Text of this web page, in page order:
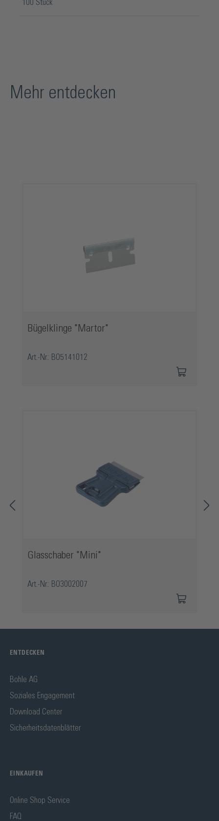
100 Stück
Mehr entdecken
Bügelklinge "Martor"
Art.-Nr.: BO5141012
Glasschaber "Mini"
Art.-Nr.: BO3002007
ENTDECKEN
Bohle AG
Soziales Engagement
Download Center
Sicherheitsdatenblätter
EINKAUFEN
Online Shop Service
FAQ